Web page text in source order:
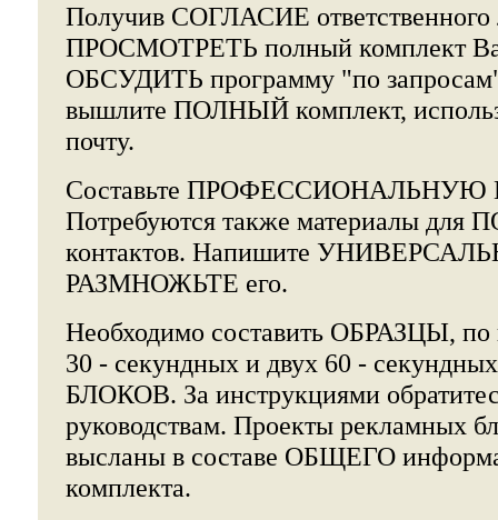
Получив СОГЛАСИЕ ответственного
ПРОСМОТРЕТЬ полный комплект
ОБСУДИТЬ программу "по
вышлите ПОЛНЫЙ комплект,
почту.
Составьте
Потребуются также материалы
контактов. Напишите
РАЗМНОЖЬТЕ его.
Необходимо составить ОБРАЗЦЫ,
30 - секундных и двух 60 -
БЛОКОВ. За инструкциями
руководствам. Проекты рекламных
высланы в составе ОБЩЕГО
комплекта.